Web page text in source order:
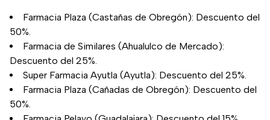
Farmacia Plaza (Castañas de Obregón): Descuento del
50%.
Farmacia de Similares (Ahualulco de Mercado):
Descuento del 25%.
Super Farmacia Ayutla (Ayutla): Descuento del 25%.
Farmacia Plaza (Cañadas de Obregón): Descuento del
50%.